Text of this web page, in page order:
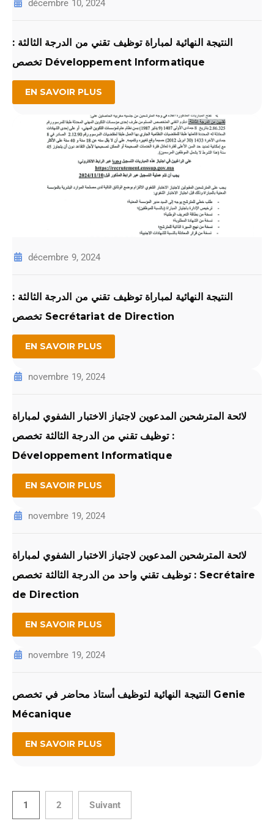
décembre 10, 2024
النتيجة النهائية لمباراة توظيف تقني من الدرجة الثالثة :
تخصص Développement Informatique
EN SAVOIR PLUS
décembre 9, 2024
النتيجة النهائية لمباراة توظيف تقني من الدرجة الثالثة :
تخصص Secrétariat de Direction
EN SAVOIR PLUS
novembre 19, 2024
لائحة المترشحين المدعوين لاجتياز الاختبار الشفوي لمباراة
توظيف تقني من الدرجة الثالثة تخصص :
Développement Informatique
EN SAVOIR PLUS
novembre 19, 2024
لائحة المترشحين المدعوين لاجتياز الاختبار الشفوي لمباراة
توظيف تقني واحد من الدرجة الثالثة تخصص : Secrétaire
de Direction
EN SAVOIR PLUS
novembre 19, 2024
النتيجة النهائية لتوظيف أستاذ محاضر في تخصص Genie
Mécanique
EN SAVOIR PLUS
1 2 Suivant